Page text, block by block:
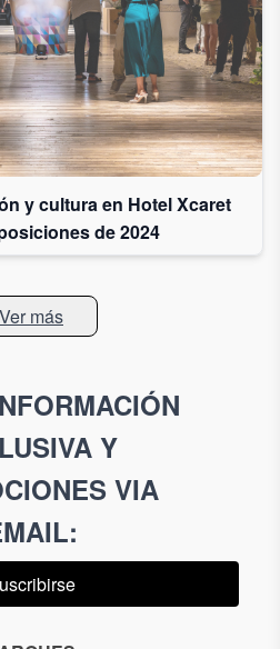
y cultura en Hotel Xcaret
de 2024
Ver más
Y
VIA
: